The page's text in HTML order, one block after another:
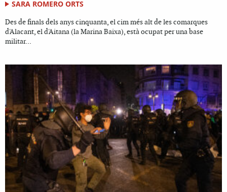
SARA ROMERO ORTS
Des de finals dels anys cinquanta, el cim més alt de les comarques
d'Alacant, el d'Aitana (la Marina Baixa), està ocupat per una base
militar...